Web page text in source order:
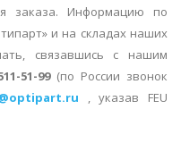
заказа. Информацию по
и на складах наших
связавшись с нашим
51-99(по России звонок
, указав FEU